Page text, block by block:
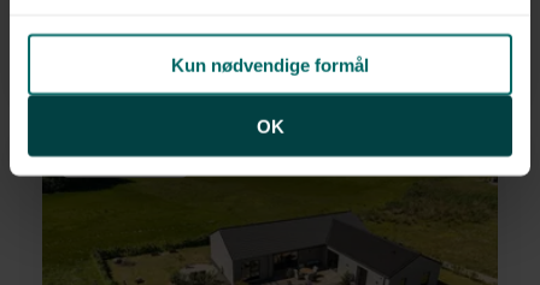
Kun nødvendige formål
OK
5.795.000 kr.146 m²4 rum